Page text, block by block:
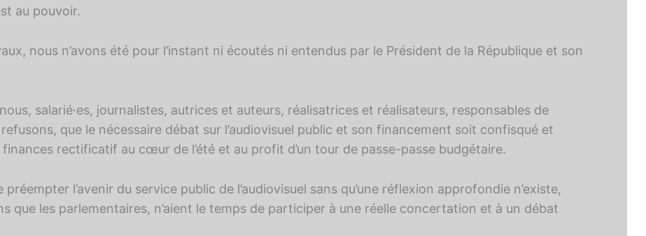
au pouvoir.
nous n’avons été pour l’instant ni écoutés ni entendus par le Président de la République et son
salarié·es, journalistes, autrices et auteurs, réalisatrices et réalisateurs, responsables de
que le nécessaire débat sur l’audiovisuel public et son financement soit confisqué et
rectificatif au cœur de l’été et au profit d’un tour de passe-passe budgétaire.
l’avenir du service public de l’audiovisuel sans qu’une réflexion approfondie n’existe,
que les parlementaires, n’aient le temps de participer à une réelle concertation et à un débat